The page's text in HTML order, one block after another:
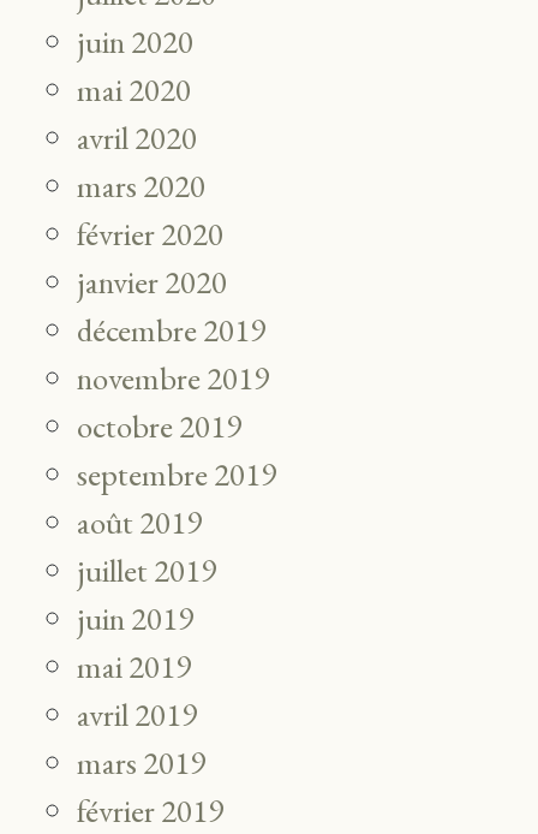
juin 2020
mai 2020
avril 2020
mars 2020
février 2020
janvier 2020
décembre 2019
novembre 2019
octobre 2019
septembre 2019
août 2019
juillet 2019
juin 2019
mai 2019
avril 2019
mars 2019
février 2019